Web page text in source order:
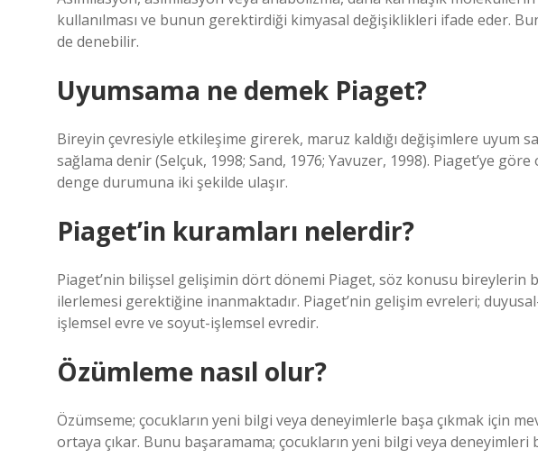
kullanılması ve bunun gerektirdiği kimyasal değişiklikleri ifade eder.
de denebilir.
Uyumsama ne demek Piaget?
Bireyin çevresiyle etkileşime girerek, maruz kaldığı değişimlere uyum
sağlama denir (Selçuk, 1998; Sand, 1976; Yavuzer, 1998). Piaget’ye
denge durumuna iki şekilde ulaşır.
Piaget’in kuramları nelerdir?
Piaget’nin bilişsel gelişimin dört dönemi Piaget, söz konusu bireylerin
ilerlemesi gerektiğine inanmaktadır. Piaget’nin gelişim evreleri;
işlemsel evre ve soyut-işlemsel evredir.
Özümleme nasıl olur?
Özümseme; çocukların yeni bilgi veya deneyimlerle başa çıkmak için
ortaya çıkar. Bunu başaramama; çocukların yeni bilgi veya